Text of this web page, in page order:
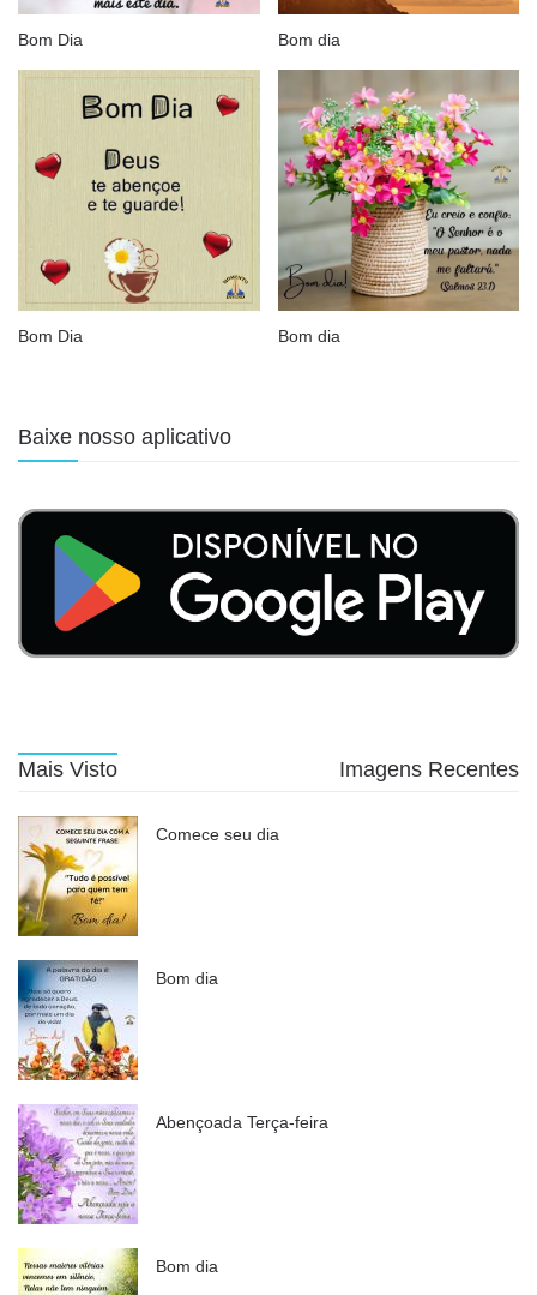
Bom Dia Bom dia
Bom Dia Bom dia
Baixe nosso aplicativo
Mais Visto Imagens Recentes
Comece seu dia
Bom dia
Abençoada Terça-feira
Bom dia